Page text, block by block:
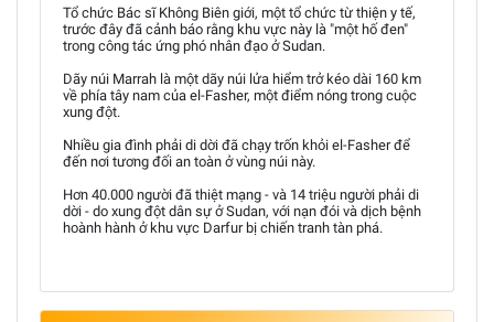
Tổ chức Bác sĩ Không Biên giới, một tổ chức từ thiện y tế,
trước đây đã cảnh báo rằng khu vực này là "một hố đen"
trong công tác ứng phó nhân đạo ở Sudan.
Dãy núi Marrah là một dãy núi lửa hiểm trở kéo dài 160 km
về phía tây nam của el-Fasher, một điểm nóng trong cuộc
xung đột.
Nhiều gia đình phải di dời đã chạy trốn khỏi el-Fasher để
đến nơi tương đối an toàn ở vùng núi này.
Hơn 40.000 người đã thiệt mạng - và 14 triệu người phải di
dời - do xung đột dân sự ở Sudan, với nạn đói và dịch bệnh
hoành hành ở khu vực Darfur bị chiến tranh tàn phá.